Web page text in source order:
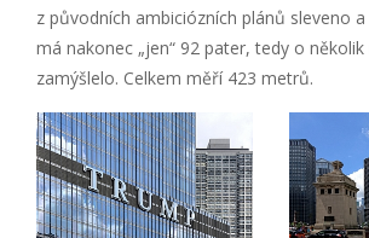
z původních ambiciózních plánů sleveno
má nakonec „jen“ 92 pater, tedy o
zamýšlelo. Celkem měří 423 metrů.